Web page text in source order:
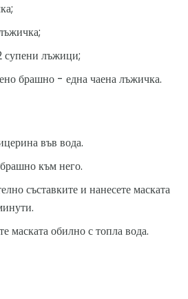
супени лъжици;
брашно - една чаена лъжичка.
във вода.
към него.
съставките и нанесете маската
маската обилно с топла вода.